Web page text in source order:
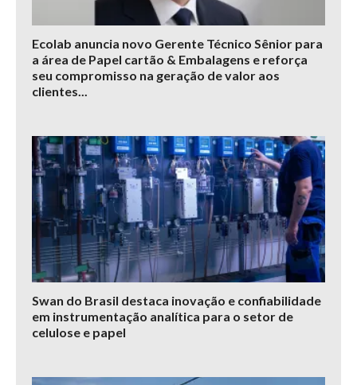
Ecolab anuncia novo Gerente Técnico Sênior para
a área de Papel cartão & Embalagens e reforça
seu compromisso na geração de valor aos
clientes...
Swan do Brasil destaca inovação e confiabilidade
em instrumentação analítica para o setor de
celulose e papel